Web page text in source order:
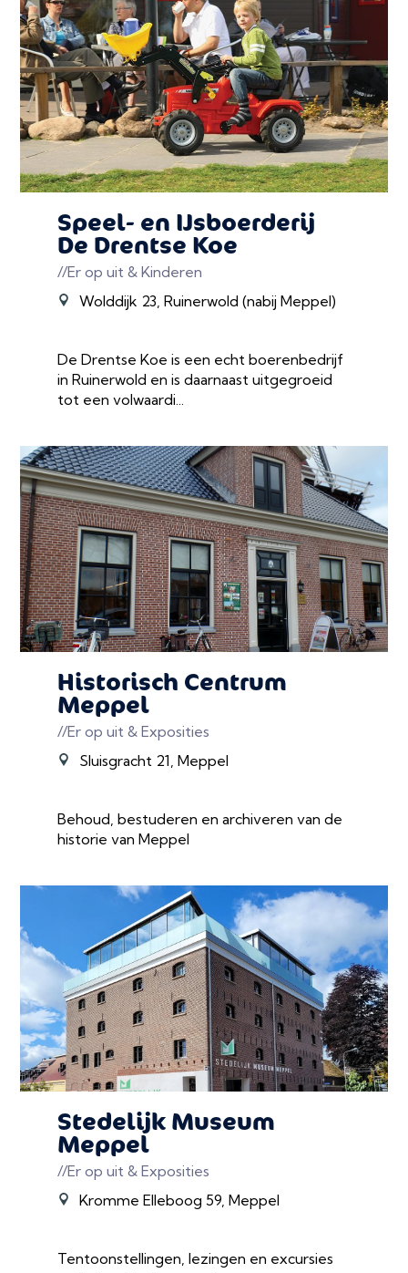
Speel- en IJsboerderij
De Drentse Koe
//Er op uit & Kinderen
Wolddijk 23, Ruinerwold (nabij Meppel)
De Drentse Koe is een echt boerenbedrijf
in Ruinerwold en is daarnaast uitgegroeid
tot een volwaardi...
Historisch Centrum
Meppel
//Er op uit & Exposities
Sluisgracht 21, Meppel
Behoud, bestuderen en archiveren van de
historie van Meppel
Stedelijk Museum
Meppel
//Er op uit & Exposities
Kromme Elleboog 59, Meppel
Tentoonstellingen, lezingen en excursies